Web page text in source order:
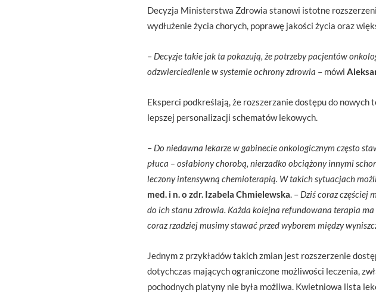
Decyzja Ministerstwa Zdrowia stanowi istotne
wydłużenie życia chorych, poprawę jakości życia oraz
– Decyzje takie jak ta pokazują, że potrzeby pacjentów
odzwierciedlenie w systemie ochrony zdrowia – mówi
Eksperci podkreślają, że rozszerzanie dostępu do
lepszej personalizacji schematów lekowych.
– Do niedawna lekarze w gabinecie onkologicznym często
płuca – osłabiony chorobą, nierzadko obciążony innymi
leczony intensywną chemioterapią. W takich sytuacjach
med. i n. o zdr. Izabela Chmielewska. – Dziś coraz częściej
do ich stanu zdrowia. Każda kolejna refundowana terapia
coraz rzadziej musimy stawać przed wyborem między
Jednym z przykładów takich zmian jest rozszerzenie
dotychczas mających ograniczone możliwości leczenia,
pochodnych platyny nie była możliwa. Kwietniowa lista